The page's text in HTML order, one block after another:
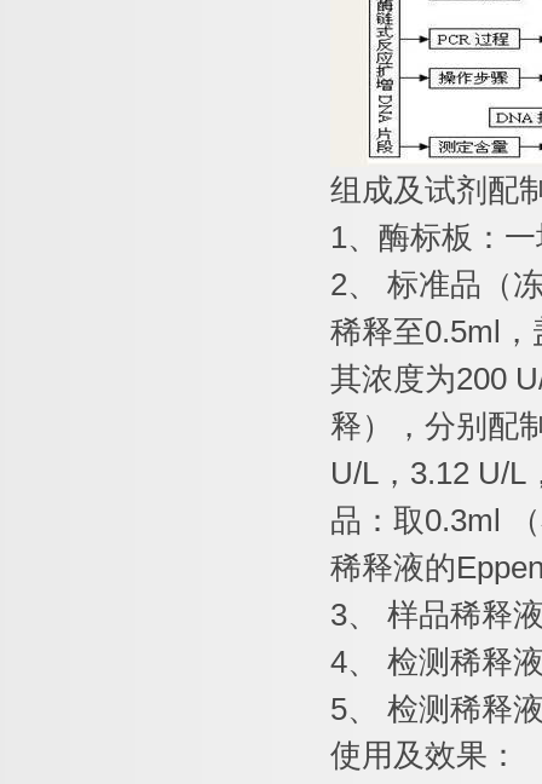
组成及试剂配
1、酶标板：
2、
标准品（
稀释至0.5ml
其浓度为200
释），分别配
U/L ， 3.12 U/L
品：取0.3ml
稀释液的
3、 样品稀释
4、 检测稀释
5、
检测稀释
使用及效果：